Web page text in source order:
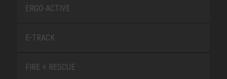
ERGO-ACTIVE
E-TRACK
FIRE + RESCUE